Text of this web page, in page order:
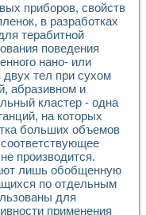
термотрансферной
исследований на базе
для исследова¬ния
переходных процессов
переходных
швов на базе
применением
и эффективности систем
стенды
стенда по измерению
комплексы для
нелинейных
приборов в процесе
WORKBENCH-
приборов, свойств
в разработках
терабитной
поведения
нано- или
двух тел при сухом
абразивном и
кластер - одна
на которых
больших объемов
производится.
лишь обобщенную
по отдельным
для
применения